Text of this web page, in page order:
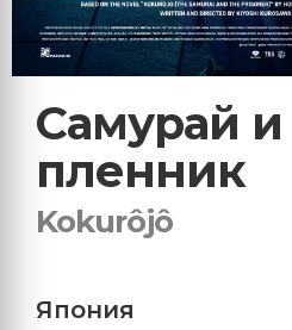
Самурай и
пленник
Kokurôjô
Япония